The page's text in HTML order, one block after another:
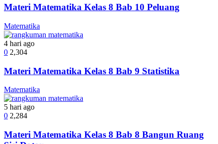
Materi Matematika Kelas 8 Bab 10 Peluang
Matematika
4 hari ago
0 2,304
Materi Matematika Kelas 8 Bab 9 Statistika
Matematika
5 hari ago
0 2,284
Materi Matematika Kelas 8 Bab 8 Bangun Ruang